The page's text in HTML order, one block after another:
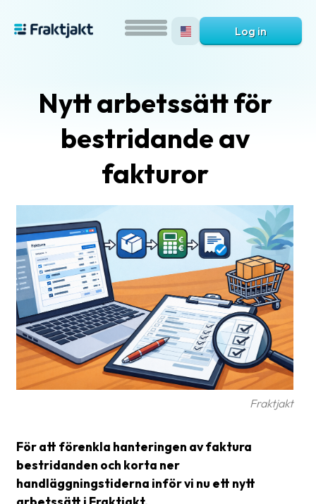
is
Fraktjakt?
Help?
FAQ
Glossary
Packing
Shipping
settings
Customs
declarations
Log in
Nytt arbetssätt för
bestridande av
fakturor
Fraktjakt
För att förenkla hanteringen av faktura
bestridanden och korta ner
handläggningstiderna inför vi nu ett nytt